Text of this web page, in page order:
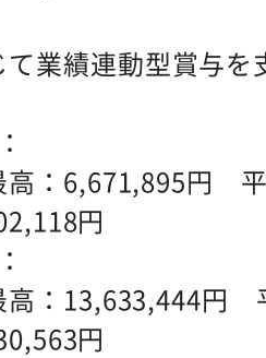
業績連動型賞与を
：6,671,895円
円
：13,633,444円
円